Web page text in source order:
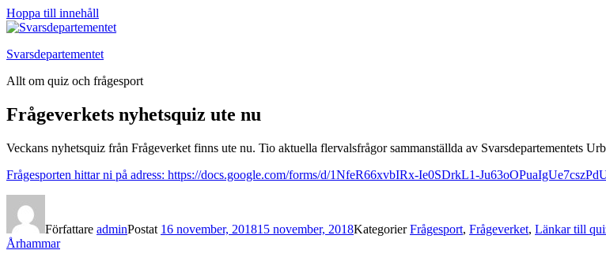
Hoppa till innehåll
Svarsdepartementet
Allt om quiz och frågesport
Frågeverkets nyhetsquiz ute nu
Veckans nyhetsquiz från Frågeverket finns ute nu. Tio aktuella flervalsfrågor sammanställda av Svarsdepartementets
Frågesporten hittar ni på adress: https://docs.google.com/forms/d/1NfeR66xvbIRx-Ie0SDrkL1-
Författare adminPostat 16 november, 201815 november, 2018KategorierFrågesport, Frågeverket, Länkar till
Århammar